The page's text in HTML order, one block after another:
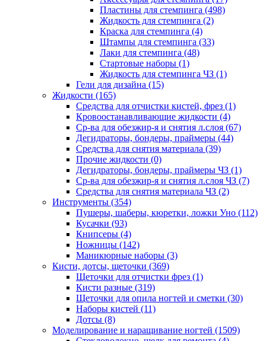
Пластины для стемпинга (498)
Жидкость для стемпинга (2)
Краска для стемпинга (4)
Штампы для стемпинга (33)
Лаки для стемпинга (48)
Стартовые наборы (1)
Жидкость для стемпинга ЧЗ (1)
Гели для дизайна (15)
Жидкости (165)
Средства для отчистки кистей, фрез (1)
Кровоостанавливающие жидкости (4)
Ср-ва для обезжир-я и снятия л.слоя (67)
Дегидраторы, бондеры, праймеры (44)
Средства для снятия материала (39)
Прочие жидкости (0)
Дегидраторы, бондеры, праймеры ЧЗ (1)
Ср-ва для обезжир-я и снятия л.слоя ЧЗ (7)
Средства для снятия материала ЧЗ (2)
Инструменты (354)
Пушеры, шаберы, кюретки, ложки Уно (112)
Кусачки (93)
Книпсеры (4)
Ножницы (142)
Маникюрные наборы (3)
Кисти, дотсы, щеточки (369)
Щеточки для отчистки фрез (1)
Кисти разные (319)
Щеточки для опила ногтей и сметки (30)
Наборы кистей (11)
Дотсы (8)
Моделирование и наращивание ногтей (1509)